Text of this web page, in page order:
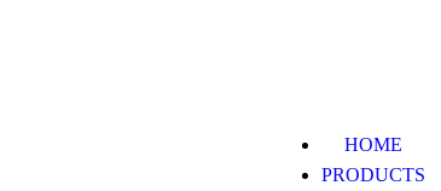
HOME
PRODUCTS